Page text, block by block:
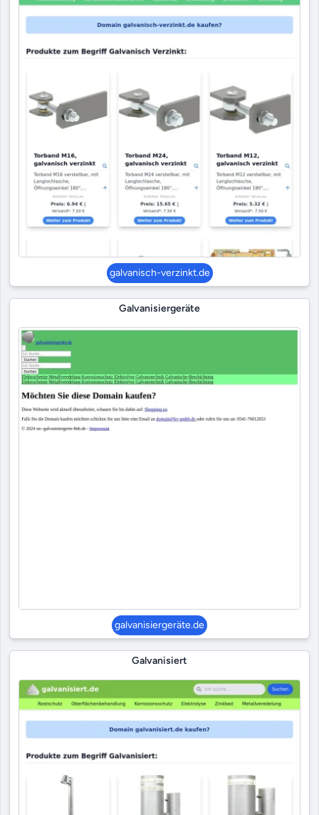
galvanisch-verzinkt.de
Galvanisiergeräte
galvanisiergeräte.de
Galvanisiert